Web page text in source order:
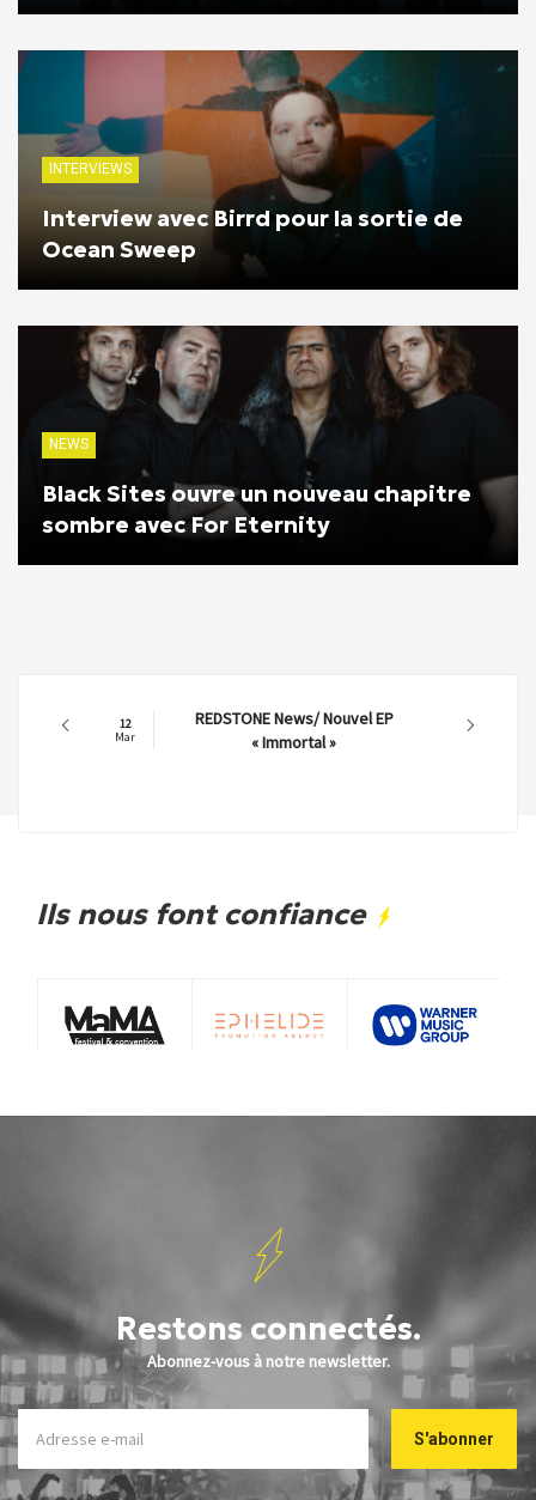
INTERVIEWS
Interview avec Birrd pour la sortie de
Ocean Sweep
NEWS
Black Sites ouvre un nouveau chapitre
sombre avec For Eternity
12
Mar
REDSTONE News/ Nouvel EP
« Immortal »
Ils nous font confiance
Restons connectés.
Abonnez-vous à notre newsletter.